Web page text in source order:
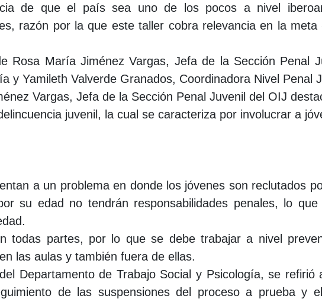
de que el país sea uno de los pocos a nivel
razón por la que este taller cobra relevancia en la
Rosa María Jiménez Vargas, Jefa de la Sección Penal
y Yamileth Valverde Granados, Coordinadora Nivel Penal
Vargas, Jefa de la Sección Penal Juvenil del OIJ
juvenil, la cual se caracteriza por involucrar a
a un problema en donde los jóvenes son reclutados
su edad no tendrán responsabilidades penales, lo
todas partes, por lo que se debe trabajar a nivel
las aulas y también fuera de ellas.
Departamento de Trabajo Social y Psicología, se
de las suspensiones del proceso a prueba y